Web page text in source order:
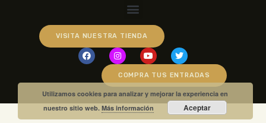
VISITA NUESTRA TIENDA
COMPRA TUS ENTRADAS
Utilizamos cookies para analizar y mejorar la experiencia en
nuestro sitio web.Más información Aceptar